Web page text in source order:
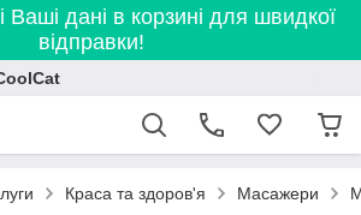
Ваші дані в корзині для швидкої
відправки!
Краса та здоров'я Масажери